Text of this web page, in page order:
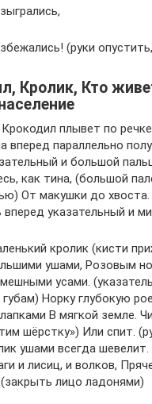
(руки
Кролик, Кто
Крокодил плывет по
вперед параллельно
и большой
как тина, (большой
От макушки до хвоста.
указательный и
кролик (кисти
ушами, Розовым
усами.
Норку глубокую
В мягкой земле.
шёрстку») Или спит.
ушами всегда
и лисиц, и волков,
лицо ладонями)